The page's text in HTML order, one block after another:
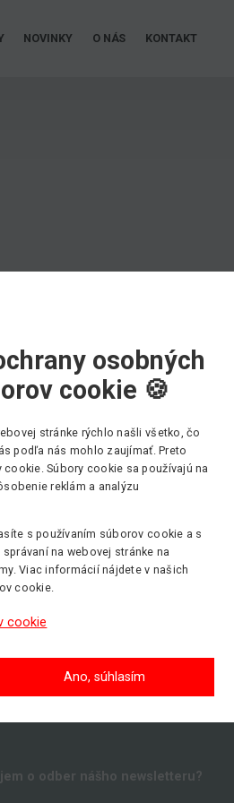
NOVINKY O NÁS KONTAKT
Min. nosnosť
363 kg
o odber nášho newsletteru?
osobných
cookie 🍪
stránke rýchlo našli všetko, čo
podľa nás mohlo zaujímať. Preto
Súbory cookie sa používajú na
reklám a analýzu
s používaním súborov cookie a s
na webovej stránke na
Viac informácií nájdete v našich
cookie.
cookie
Ano, súhlasím